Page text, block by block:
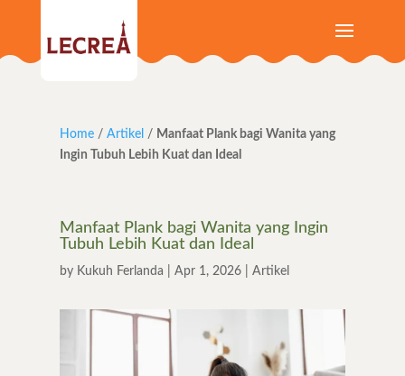
Home /Artikel / Manfaat Plank bagi Wanita yang
Ingin Tubuh Lebih Kuat dan Ideal
Manfaat Plank bagi Wanita yang Ingin
Tubuh Lebih Kuat dan Ideal
by Kukuh Ferlanda |Apr 1, 2026 |Artikel